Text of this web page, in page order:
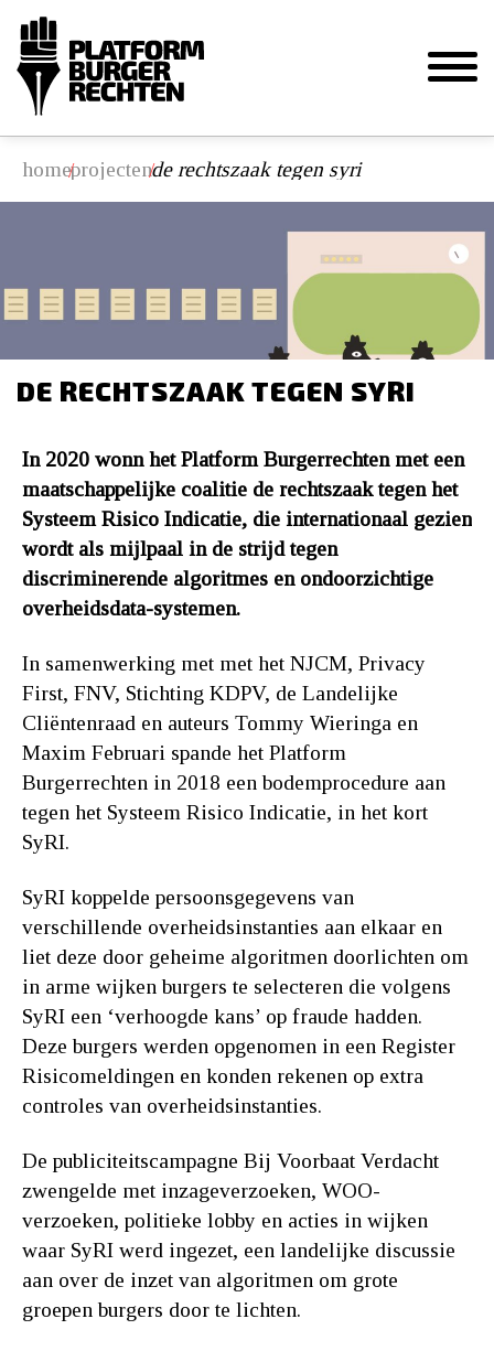
home/projecten/de rechtszaak tegen syri
DE RECHTSZAAK TEGEN SYRI
In 2020 wonn het Platform Burgerrechten met een
maatschappelijke coalitie de rechtszaak tegen het
Systeem Risico Indicatie, die internationaal gezien
wordt als mijlpaal in de strijd tegen
discriminerende algoritmes en ondoorzichtige
overheidsdata-systemen.
In samenwerking met met het NJCM, Privacy
First, FNV, Stichting KDPV, de Landelijke
Cliëntenraad en auteurs Tommy Wieringa en
Maxim Februari spande het Platform
Burgerrechten in 2018 een bodemprocedure aan
tegen het Systeem Risico Indicatie, in het kort
SyRI.
SyRI koppelde persoonsgegevens van
verschillende overheidsinstanties aan elkaar en
liet deze door geheime algoritmen doorlichten om
in arme wijken burgers te selecteren die volgens
SyRI een ‘verhoogde kans’ op fraude hadden.
Deze burgers werden opgenomen in een Register
Risicomeldingen en konden rekenen op extra
controles van overheidsinstanties.
De publiciteitscampagne Bij Voorbaat Verdacht
zwengelde met inzageverzoeken, WOO-
verzoeken, politieke lobby en acties in wijken
waar SyRI werd ingezet, een landelijke discussie
aan over de inzet van algoritmen om grote
groepen burgers door te lichten.